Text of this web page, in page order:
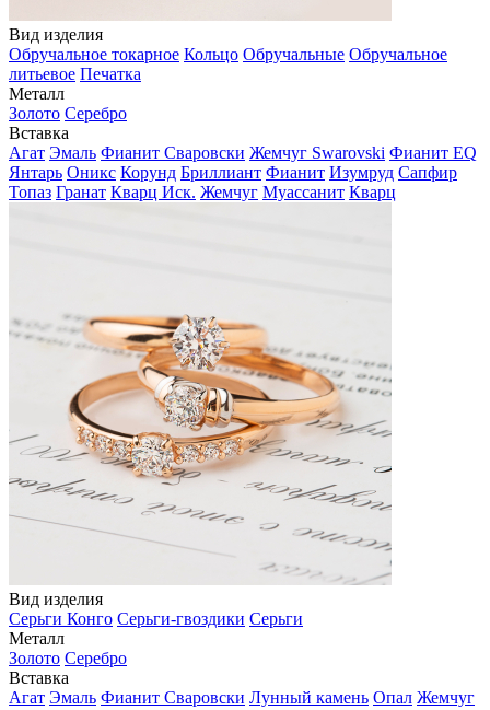
Вид изделия
Обручальное токарное Кольцо Обручальные Обручальное
литьевое Печатка
Металл
Золото Серебро
Вставка
Агат Эмаль Фианит Сваровски Жемчуг Swarovski Фианит EQ
Янтарь Оникс Корунд Бриллиант Фианит Изумруд Сапфир
Топаз Гранат Кварц Иск. Жемчуг Муассанит Кварц
Вид изделия
Серьги Конго Серьги-гвоздики Серьги
Металл
Золото Серебро
Вставка
Агат Эмаль Фианит Сваровски Лунный камень Опал Жемчуг